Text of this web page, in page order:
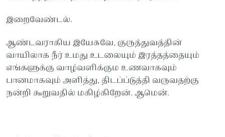
இறைவேண்டல்.
ஆண்டவராகிய இயேசுவே, குருத்துவத்தின்
வாயிலாக நீர் உமது உடலையும் இரத்தத்தையும்
எங்களுக்கு வாழ்வளிக்கும உணவாகவும்
பானமாகவும் அளித்து, திடப்ப்டுத்தி வருவதற்கு
நன்றி கூறுவதில் மகிழ்கிறேன். ஆமென்.